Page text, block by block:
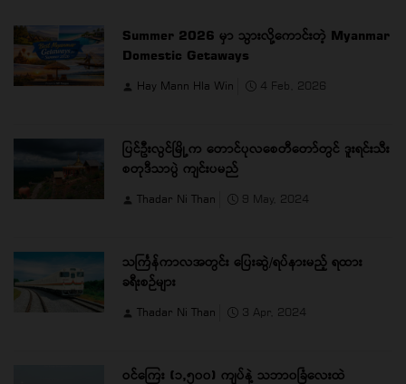
Summer 2026 မှာ သွားလို့ကောင်းတဲ့ Myanmar
Domestic Getaways
Hay Mann Hla Win 4 Feb, 2026
ပြင်ဦးလွင်မြို့က တောင်ပုလစေတီတော်တွင် ဒူးရင်းသီး
စတုဒီသာပွဲ ကျင်းပမည်
Thadar Ni Than 9 May, 2024
သင်္ကြန်ကာလအတွင်း ပြေးဆွဲ/ရပ်နားမည့် ရထား
ခရီးစဉ်များ
Thadar Ni Than 3 Apr, 2024
ဝင်ကြေး (၁,၅၀၀) ကျပ်နဲ့ သဘာ၀ခြံလေးထဲ